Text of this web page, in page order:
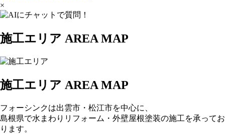
×
施工エリア AREA MAP
施工エリア AREA MAP
フォーシンクは出雲市・松江市を中心に、
島根県で水まわりリフォーム・外壁屋根塗装の施工を承ってお
ります。